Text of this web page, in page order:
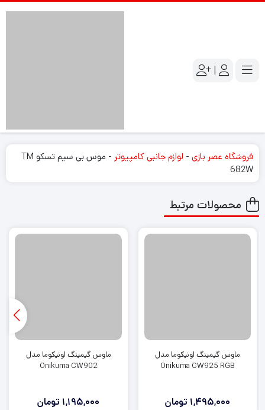
|
فروشگاه عصر بازی - لوازم جانبی کامپیوتر -
موس بی سیم تسکو TM
682W
محصولات مرتبط
ماوس گیمینگ اونیکوما مدل
Onikuma CW925 RGB
1,495,000 تومان
ماوس گیمینگ اونیکوما مدل
Onikuma CW902
1,195,000 تومان